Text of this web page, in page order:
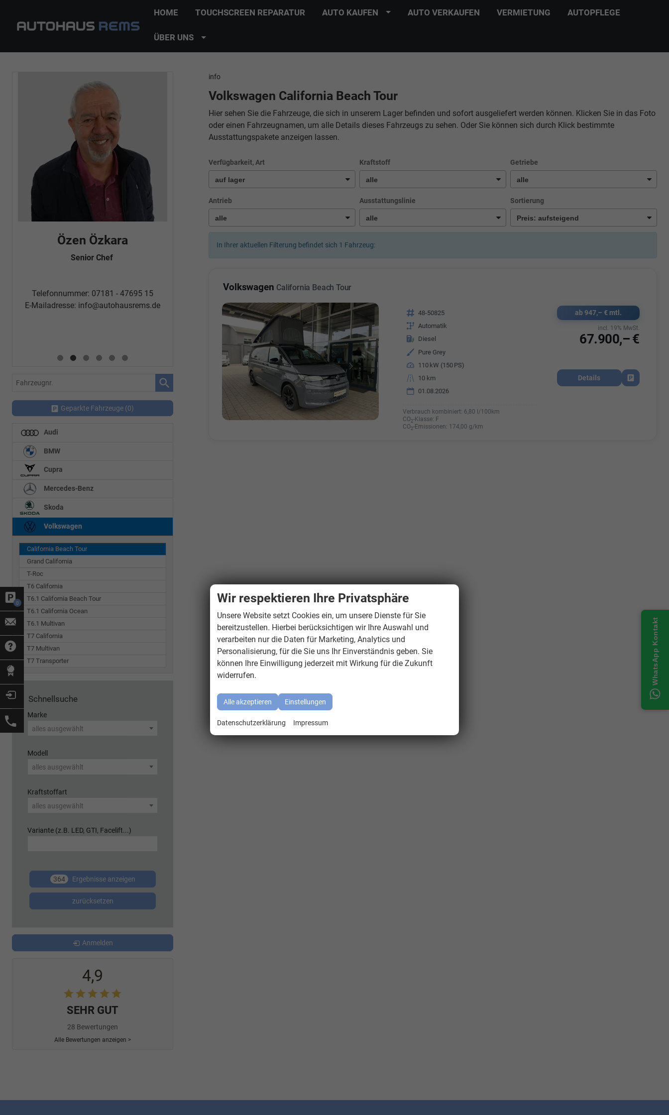
0
HOME TOUCHSCREEN REPARATUR AUTO KAUFEN AUTO VERKAUFEN VERMIETUNG AUTOPFLEGE
ÜBER UNS
info
Volkswagen California Beach Tour
Hier sehen Sie die Fahrzeuge, die sich in unserem Lager befinden und sofort ausgeliefert werden können. Klicken Sie in das Foto
oder einen Fahrzeugnamen, um alle Details dieses Fahrzeugs zu sehen. Oder Sie können sich durch Klick bestimmte
Ausstattungspakete anzeigen lassen.
Verfügbarkeit, Art Kraftstoff Getriebe
Antrieb Ausstattungslinie Sortierung
In Ihrer aktuellen Filterung befindet sich 1 Fahrzeug:
Volkswagen California Beach Tour
Fahrzeugnr. 48-50825
Getriebe Automatik
Kraftstoff Diesel
Außenfarbe Pure Grey
Leistung 110 kW (150 PS)
Kilometerstand
10 km
01.08.2026
Verbrauch kombiniert: 6,80 l/100km
CO2-Klasse: F
CO2-Emissionen: 174,00 g/km
ab 947,– € mtl.
67.900,– €
incl. 19% MwSt.
Details
Fahrzeug
Özen Özkara
Senior Chef
Telefonnummer: 07181 - 47695 15
E-Mailadresse: info@autohausrems.de
Fatma Özyürek Oguz
Automobilkaufrau -Verkauf/Einkauf
Telefonnummer: 07181 - 47695 15
E-Mailadresse:info@autohausrems.de
Özden Özkara-Budak
E-Mailadresse:
E-Mailadresse:info@autohausrems.de
Fahrzeugnr.
Geparkte Fahrzeuge (0)
Audi
BMW
Cupra
Mercedes-Benz
Skoda
Volkswagen
California Beach Tour
Grand California
T-Roc
T6 California
T6.1 California Beach Tour
T6.1 California Ocean
T6.1 Multivan
T7 California
T7 Multivan
T7 Transporter
Schnellsuche
Marke
alles ausgewählt
Modell
alles ausgewählt
Kraftstoffart
alles ausgewählt
Variante (z.B. LED, GTI, Facelift...)
364 Ergebnisse anzeigen
zurücksetzen
Anmelden
4,9
SEHR GUT
28 Bewertungen
Alle Bewertungen anzeigen >
WhatsApp Kontakt
Wir respektieren Ihre Privatsphäre
Unsere Website setzt Cookies ein, um unsere Dienste für Sie
bereitzustellen. Hierbei berücksichtigen wir Ihre Auswahl und
verarbeiten nur die Daten für Marketing, Analytics und
Personalisierung, für die Sie uns Ihr Einverständnis geben. Sie
können Ihre Einwilligung jederzeit mit Wirkung für die Zukunft
widerrufen.
Alle akzeptieren Einstellungen
Datenschutzerklärung Impressum